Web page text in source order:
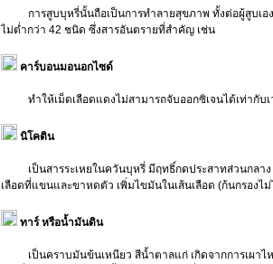
การสูบบุหรี่นั้นถือเป็นการทำลายสุขภาพ ทั้งต่อผู้สูบเองแ
ไม่ต่ำกว่า 42 ชนิด ซึ่งสารอันตรายที่สำคัญ เช่น
คาร์บอนมอนอกไซด์
ทำให้เม็ดเลือดแดงไม่สามารถจับออกซิเจนได้เท่ากับเ
นิโคติน
เป็นสารระเหยในควันบุหรี่ มีฤทธิ์กดประสาทส่วนกลาง
เลือดที่แขนและขาหดตัว เพิ่มไขมันในเส้นเลือด (ก้นกรอง
ทาร์ หรือน้ำมันดิน
เป็นคราบมันข้นเหนียว สีน้ำตาลแก่ เกิดจากการเผาไหม้